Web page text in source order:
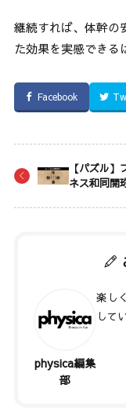
継続すれば、体幹の
た効果を実感できる
Facebook
【パズル】
ネス和同開
physica編集
部
楽し
して